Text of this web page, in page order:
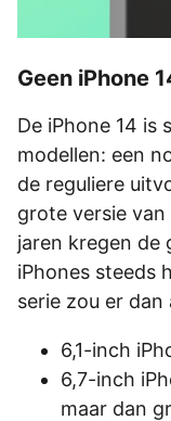
Geen iPhone
De iPhone 14 is
modellen: een
de reguliere
grote versie
jaren kregen de
iPhones steeds
serie zou er
6,1-inch
6,7-inch
maar dan